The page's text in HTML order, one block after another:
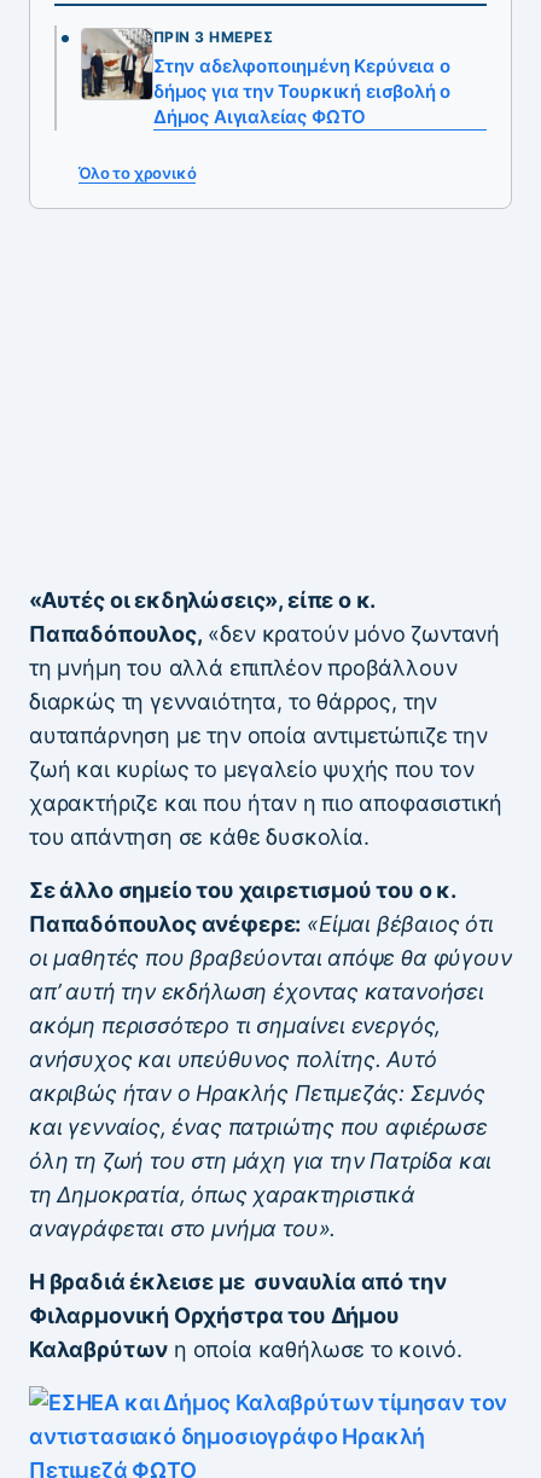
ΠΡΙΝ 3 ΗΜΈΡΕΣ
Στην αδελφοποιημένη Κερύνεια ο
δήμος για την Τουρκική εισβολή ο
Δήμος Αιγιαλείας ΦΩΤΟ
Όλο το χρονικό
«Αυτές οι εκδηλώσεις», είπε ο κ.
Παπαδόπουλος, «δεν κρατούν μόνο ζωντανή
τη μνήμη του αλλά επιπλέον προβάλλουν
διαρκώς τη γενναιότητα, το θάρρος, την
αυταπάρνηση με την οποία αντιμετώπιζε την
ζωή και κυρίως το μεγαλείο ψυχής που τον
χαρακτήριζε και που ήταν η πιο αποφασιστική
του απάντηση σε κάθε δυσκολία.
Σε άλλο σημείο του χαιρετισμού του ο κ.
Παπαδόπουλος ανέφερε: «Είμαι βέβαιος ότι
οι μαθητές που βραβεύονται απόψε θα φύγουν
απ’ αυτή την εκδήλωση έχοντας κατανοήσει
ακόμη περισσότερο τι σημαίνει ενεργός,
ανήσυχος και υπεύθυνος πολίτης. Αυτό
ακριβώς ήταν ο Ηρακλής Πετιμεζάς: Σεμνός
και γενναίος, ένας πατριώτης που αφιέρωσε
όλη τη ζωή του στη μάχη για την Πατρίδα και
τη Δημοκρατία, όπως χαρακτηριστικά
αναγράφεται στο μνήμα του».
Η βραδιά έκλεισε με συναυλία από την
Φιλαρμονική Ορχήστρα του Δήμου
Καλαβρύτων η οποία καθήλωσε το κοινό.